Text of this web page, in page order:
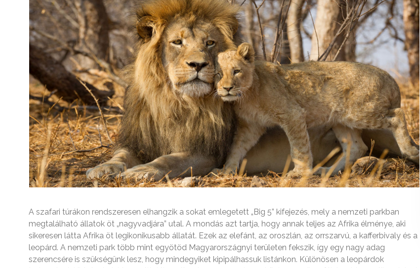
A szafari túrákon rendszeresen elhangzik a sokat emlegetett „Big 5” kifejezés, mely a nemzeti parkban
megtalálható állatok öt „nagyvadjára” utal. A mondás azt tartja, hogy annak teljes az Afrika élménye, aki
sikeresen látta Afrika öt legikonikusabb állatát. Ezek az elefánt, az oroszlán, az orrszarvú, a kafferbivaly és a
leopárd. A nemzeti park több mint egyötöd Magyarországnyi területen fekszik, így egy nagy adag
szerencsére is szükségünk lesz, hogy mindegyiket kipipálhassuk listánkon. Különösen a leopárdok